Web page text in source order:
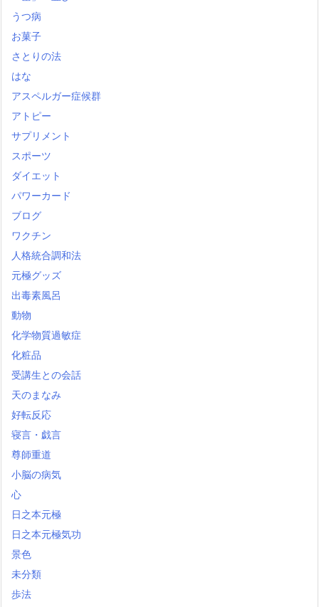
うつ病
お菓子
さとりの法
はな
アスペルガー症候群
アトピー
サプリメント
スポーツ
ダイエット
パワーカード
ブログ
ワクチン
人格統合調和法
元極グッズ
出毒素風呂
動物
化学物質過敏症
化粧品
受講生との会話
天のまなみ
好転反応
寝言・戯言
尊師重道
小脳の病気
心
日之本元極
日之本元極気功
景色
未分類
歩法